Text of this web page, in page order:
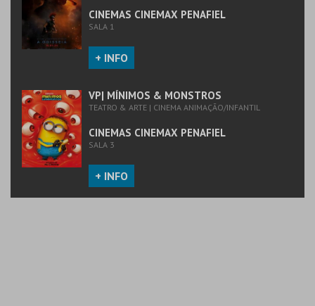
COMPRAR
CINEMAS CINEMAX PENAFIEL
SALA 1
+ INFO
VP| MÍNIMOS & MONSTROS
TEATRO & ARTE | CINEMA ANIMAÇÃO/INFANTIL
CINEMAS CINEMAX PENAFIEL
SALA 3
+ INFO